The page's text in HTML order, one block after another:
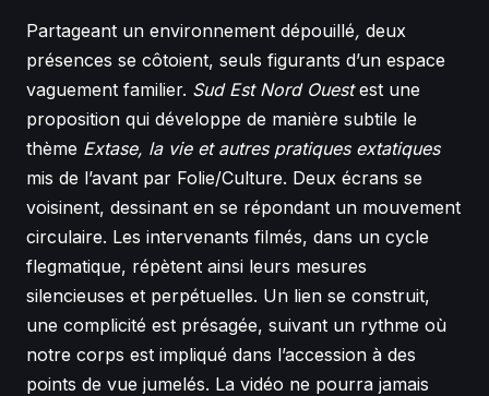
Partageant un environnement dépouillé, deux
présences se côtoient, seuls figurants d’un espace
vaguement familier. Sud Est Nord Ouestest une
proposition qui développe de manière subtile le
thème Extase, la vie et autres pratiques extatiques
mis de l’avant par Folie/Culture. Deux écrans se
voisinent, dessinant en se répondant un mouvement
circulaire. Les intervenants filmés, dans un cycle
flegmatique, répètent ainsi leurs mesures
silencieuses et perpétuelles. Un lien se construit,
une complicité est présagée, suivant un rythme où
notre corps est impliqué dans l’accession à des
points de vue jumelés. La vidéo ne pourra jamais